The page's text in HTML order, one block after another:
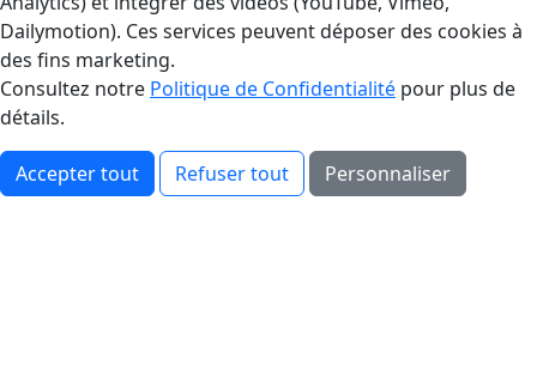
Dailymotion). Ces services peuvent déposer des cookies à
des fins marketing.
Consultez notre Politique de Confidentialité pour plus de
détails.
Accepter tout Refuser tout Personnaliser